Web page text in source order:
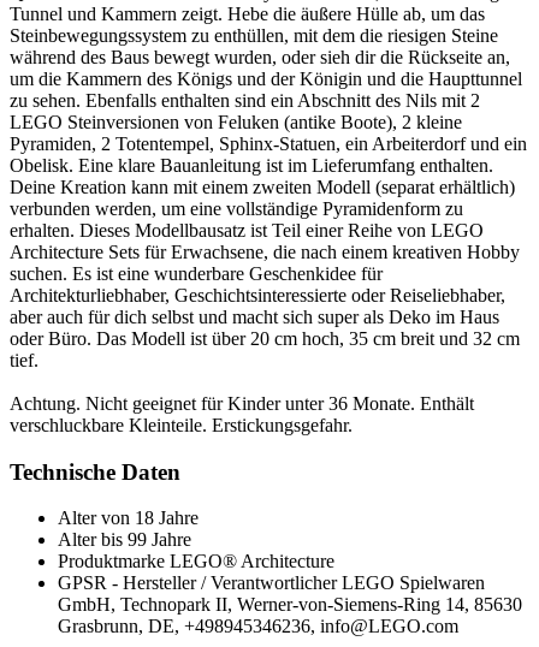
Tunnel und Kammern zeigt. Hebe die äußere Hülle ab, um das
Steinbewegungssystem zu enthüllen, mit dem die riesigen Steine
während des Baus bewegt wurden, oder sieh dir die Rückseite an,
um die Kammern des Königs und der Königin und die Haupttunnel
zu sehen. Ebenfalls enthalten sind ein Abschnitt des Nils mit 2
LEGO Steinversionen von Feluken (antike Boote), 2 kleine
Pyramiden, 2 Totentempel, Sphinx-Statuen, ein Arbeiterdorf und ein
Obelisk. Eine klare Bauanleitung ist im Lieferumfang enthalten.
Deine Kreation kann mit einem zweiten Modell (separat erhältlich)
verbunden werden, um eine vollständige Pyramidenform zu
erhalten. Dieses Modellbausatz ist Teil einer Reihe von LEGO
Architecture Sets für Erwachsene, die nach einem kreativen Hobby
suchen. Es ist eine wunderbare Geschenkidee für
Architekturliebhaber, Geschichtsinteressierte oder Reiseliebhaber,
aber auch für dich selbst und macht sich super als Deko im Haus
oder Büro. Das Modell ist über 20 cm hoch, 35 cm breit und 32 cm
tief.
Achtung. Nicht geeignet für Kinder unter 36 Monate. Enthält
verschluckbare Kleinteile. Erstickungsgefahr.
Technische Daten
Alter von 18 Jahre
Alter bis 99 Jahre
Produktmarke LEGO® Architecture
GPSR - Hersteller / Verantwortlicher LEGO Spielwaren
GmbH, Technopark II, Werner-von-Siemens-Ring 14, 85630
Grasbrunn, DE, +498945346236, info@LEGO.com